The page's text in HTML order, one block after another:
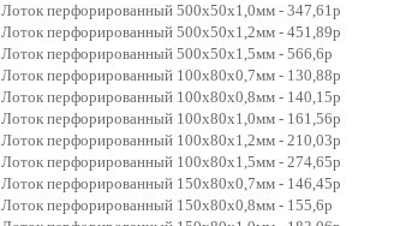
Лоток перфорированный 500х50х1,0мм - 347,61р
Лоток перфорированный 500х50х1,2мм - 451,89р
Лоток перфорированный 500х50х1,5мм - 566,6р
Лоток перфорированный 100х80х0,7мм - 130,88р
Лоток перфорированный 100х80х0,8мм - 140,15р
Лоток перфорированный 100х80х1,0мм - 161,56р
Лоток перфорированный 100х80х1,2мм - 210,03р
Лоток перфорированный 100х80х1,5мм - 274,65р
Лоток перфорированный 150х80х0,7мм - 146,45р
Лоток перфорированный 150х80х0,8мм - 155,6р